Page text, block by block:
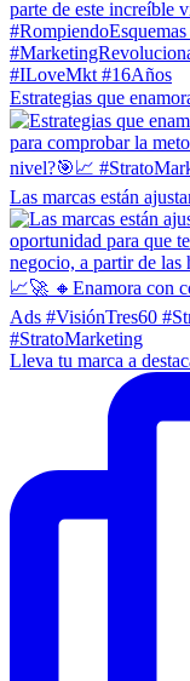
Estrategias que
Las marcas están
Lleva tu marca a